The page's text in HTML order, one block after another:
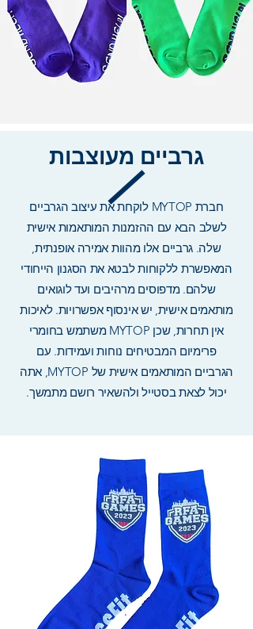
גרביים מעוצבות
חברת MYTOP לוקחת את עיצוב הגרביים
לשלב הבא עם ההזמנות המותאמות אישית
שלה. גרביים אלו מהוות אמירה אופנתית,
המאפשרת ללקוחות לבטא את הסגנון הייחודי
שלהם. מדפוסים מרהיבים ועד לוגואים
מותאמים אישית, יש אינסוף אפשרויות. לאיכות
אין תחרות, שכן MYTOP משתמש בחומרי
פרימיום המבטיחים נוחות ועמידות. עם
הגרביים המותאמים אישית של MYTOP, אתה
יכול לצאת בסטייל ולהשאיר רושם מתמשך.